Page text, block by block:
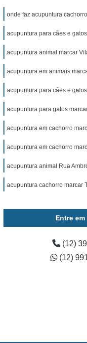
Cachorro Caçapava
São José dos
Cachorros e Gatos
Exame de
Exame de Raio X
Exame de Raio X para
de Ultrassom
para Cachorro
São José dos
de Ultrassom para
Exames Laboratoriais
Exames
Exames Laboratoriais
Laboratoriais
onde faz acupuntura
acupuntura para cães e
acupuntura animal marcar
acupuntura em animais
acupuntura para cães e
acupuntura para gatos
acupuntura em cachorro
acupuntura em cachorro
acupuntura animal Rua
acupuntura cachorro marcar
Entre
(12)
(12)